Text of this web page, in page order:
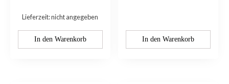
Lieferzeit: nicht angegeben
In den Warenkorb In den Warenkorb